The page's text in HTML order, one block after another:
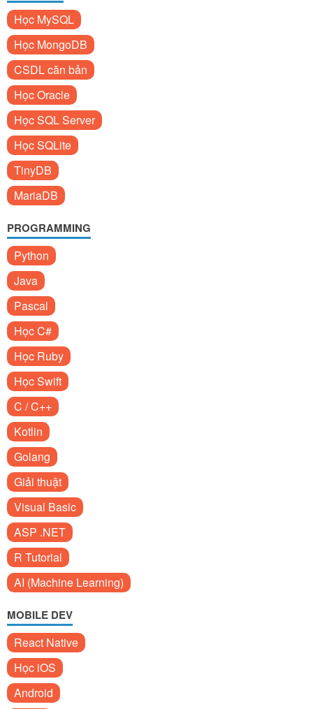
Học MySQL
Học MongoDB
CSDL căn bản
Học Oracle
Học SQL Server
Học SQLite
TinyDB
MariaDB
PROGRAMMING
Python
Java
Pascal
Học C#
Học Ruby
Học Swift
C / C++
Kotlin
Golang
Giải thuật
Visual Basic
ASP .NET
R Tutorial
AI (Machine Learning)
MOBILE DEV
React Native
Học iOS
Android